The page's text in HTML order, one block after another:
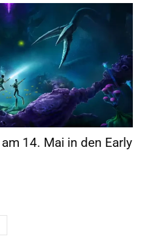
14. Mai in den Early